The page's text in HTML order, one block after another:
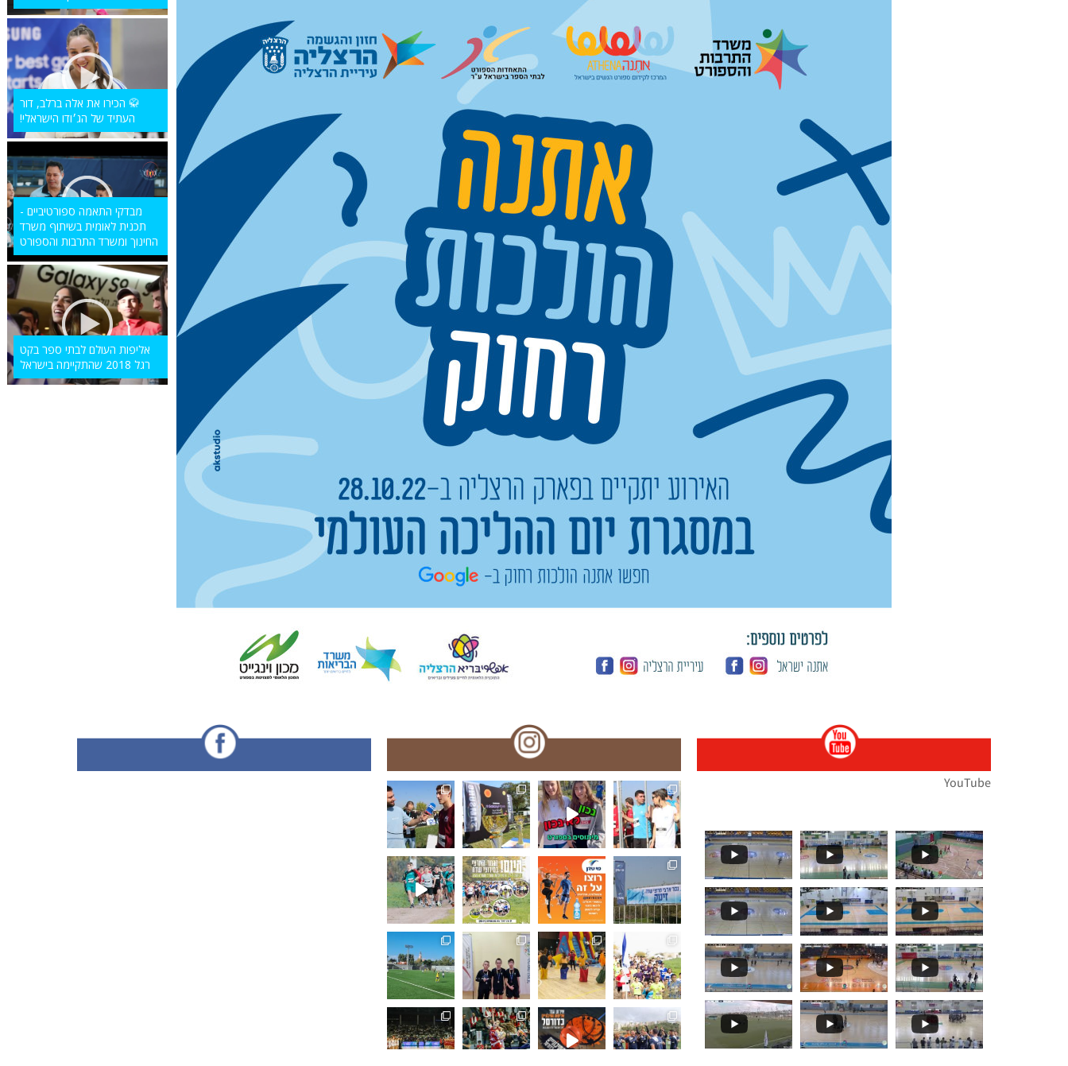
🥋 הכירו את אלה ברלב, דור
העתיד של הג׳ודו הישראלי!
מבדקי התאמה ספורטיביים -
תכנית לאומית בשיתוף משרד
החינוך ומשרד התרבות והספורט
אליפות העולם לבתי ספר בקט
רגל 2018 שהתקיימה בישראל
YouTube תפסנו אתכם רגע לפני המירוץ כדי לעזור לנו לנפץ כמה🏆🏃‍♀️🏃 🌞🌼האליפות הארצית במרוצי שדה!! עמק המעיינות
🏆🏃‍♀️🏃 יצאנו לדרך אל האליפות הארצית במרוצי שדה!! מ
🏆🏃‍♀️🏃 האליפות הארצית במרוצי שדה...רוצו על זה!! וג
🏆🏃‍♀️🏃 היום!!האליפות הארצית במרוצי שדה!!מאות משתתפ
🏆🏃‍♀️🏃 מחר!! האליפות הארצית במרוצי שדה! מאות משתתפ
🏆🏃‍♀️🏃 האליפות הארצית במרוצי שדה...! ברביעי הקרוב
🤸‍♂️⛹️‍♀️ "משחקים כמו פעם": בחמישי האחרון, סנונית
🏓🏆 מחוז חיפה: ליגת המועדונים בטנ"ש, ז'-ח' תלמידים🏓
ואלופת מחוז ת"א בכדורגל ⚽🏆 היא... ליבוביץ נתניה!!.
🏆⚽️ קבלו את תיכון קשת ראם (סליסברג)✨👏👏 אלופת מחוז
🏀🏆🌟 𝙏𝒉𝒆 𝙁𝒊𝒏𝒂𝒍𝒔 𝙀𝒗𝒆𝒏𝒕! 🌞🏀 שודר הבוקר בערוץ 13...עפר 🏀🏆🌟 𝟰𝘁𝗵 𝑺𝒆𝒕 - 𝑴𝒐𝒎𝒆𝒏𝒕𝒔 𝑻𝒐 𝑹𝒆𝒎𝒆𝒎𝒃𝒆𝒓! סט רביעי ואחרון 🏀🏆🌟 𝟯𝗿𝗱 𝑺𝒆𝒕 - 𝑴𝒐𝒎𝒆𝒏𝒕𝒔 𝑻𝒐 𝑹𝒆𝒎𝒆𝒎𝒃𝒆𝒓! קבלו עוד רגעים